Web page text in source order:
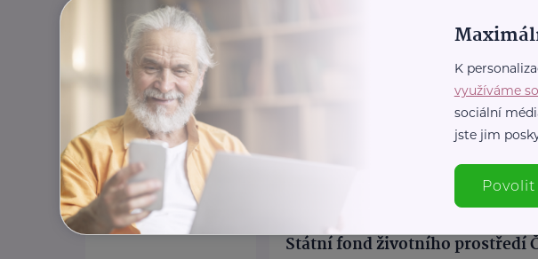
Odlehčovací služba
Státní fond životního prostředí
K
využíváme
sociální
jste jim
Povolit